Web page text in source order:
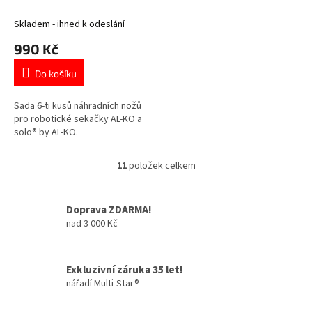
Skladem - ihned k odeslání
990 Kč
Do košíku
Sada 6-ti kusů náhradních nožů
pro robotické sekačky AL-KO a
solo® by AL-KO.
O
í
p
11položek celkem
Doprava ZDARMA!
nad 3 000 Kč
Exkluzivní záruka 35 let!
nářadí Multi-Star®